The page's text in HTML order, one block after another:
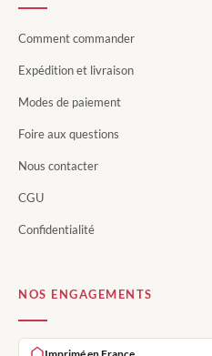
Comment commander
Expédition et livraison
Modes de paiement
Foire aux questions
Nous contacter
CGU
Confidentialité
NOS ENGAGEMENTS